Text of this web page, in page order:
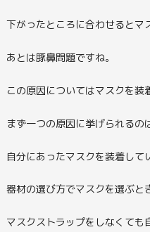
下がったところに合わせるとマ
あとは豚鼻問題ですね。
この原因についてはマスクを装
まず一つの原因に挙げられるの
自分にあったマスクを装着して
器材の選び方でマスクを選ぶと
マスクストラップをしなくても